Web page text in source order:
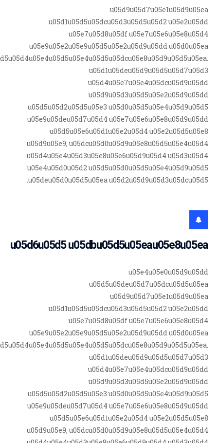
u05d9u05d7u05e1u05d9u05ea
u05d1u05d5u05dcu05d3u05d5u05d2 u05e2u05dd
u05e7u05d8u05df u05e7u05e6u05e8u05d4
u05e9u05e2u05e9u05d5u05e2u05d9u05dd u05d0u05ea
u05d1u05deu05d9u05d5u05d7u05d3
u05d4u05e7u05e4u05dcu05d9u05dd
u05d9u05d3u05d5u05e2u05d9u05dd
u05d5u05d2u05d5u05e3 u05d0u05d5u05e4u05d9u05d5
u05e9u05deu05d7u05d4 u05e7u05e6u05e8u05d9u05dd
u05d5u05e6u05d1u05e2u05d4 u05e2u05d5u05e8
u05d9u05e9, u05dcu05d0u05d9u05e8u05d5u05e4u05d4
u05d4u05e4u05d3u05e8u05e6u05d9u05d4 u05d3u05d4
u05e4u05d0u05d2 u05d5u05d0u05d5u05e4u05d9u05d5
u05deu05d0u05d5u05ea u05d2u05d9u05d3u05dcu05d5.
u05d6u05d5 u05dbu05d5u05eau05e8u05ea
u05e4u05e0u05d9u05dd
u05d5u05deu05d7u05dcu05d5u05ea
u05d9u05d7u05e1u05d9u05ea
u05d1u05d5u05dcu05d3u05d5u05d2 u05e2u05dd
u05e7u05d8u05df u05e7u05e6u05e8u05d4
u05e9u05e2u05e9u05d5u05e2u05d9u05dd u05d0u05ea
u05d1u05deu05d9u05d5u05d7u05d3
u05d4u05e7u05e4u05dcu05d9u05dd
u05d9u05d3u05d5u05e2u05d9u05dd
u05d5u05d2u05d5u05e3 u05d0u05d5u05e4u05d9u05d5
u05e9u05deu05d7u05d4 u05e7u05e6u05e8u05d9u05dd
u05d5u05e6u05d1u05e2u05d4 u05e2u05d5u05e8
u05d9u05e9, u05dcu05d0u05d9u05e8u05d5u05e4u05d4